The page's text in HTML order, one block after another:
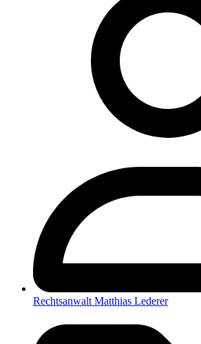
Rechtsanwalt Matthias Lederer